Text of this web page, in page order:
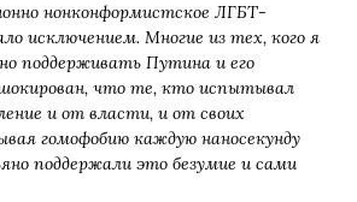
нонконформистское ЛГБТ-
исключением. Многие из тех, кого я
поддерживать Путина и его
что те, кто испытывал
и от власти, и от своих
гомофобию каждую наносекунду
поддержали это безумие и сами